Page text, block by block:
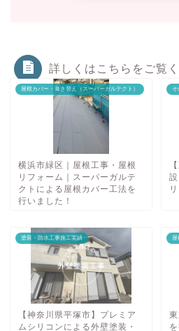
詳しくはこちらをご覧く
屋根カバー・葺き替え（スーパーガルテクト）
横浜市緑区｜屋根工事・屋根
リフォーム｜スーパーガルテ
クトによる屋根カバー工法を
行いました！
そ
塗装・防水工事施工実績
【神奈川県平塚市】プレミア
ムシリコンによる外壁塗装・
屋